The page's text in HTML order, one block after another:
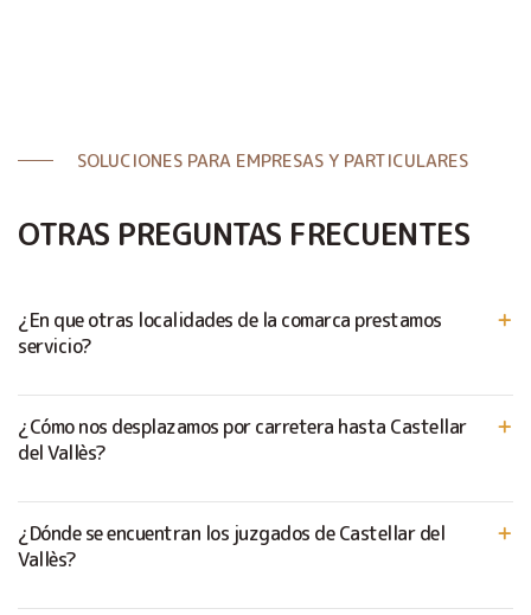
SOLUCIONES PARA EMPRESAS Y PARTICULARES
OTRAS PREGUNTAS FRECUENTES
¿En que otras localidades de la comarca prestamos
servicio?
¿Cómo nos desplazamos por carretera hasta Castellar
del Vallès?
¿Dónde se encuentran los juzgados de Castellar del
Vallès?